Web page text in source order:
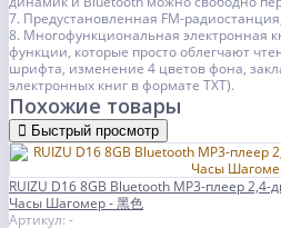
7. Предустановленная FM-
8. Многофункциональная электронная
функции, которые просто облегчают
шрифта, изменение 4 цветов фона,
электронных книг в формате TXT).
Похожие товары
Быстрый просмотр
RUIZU D16 8GB Bluetooth MP3-плеер
Часы Шагомер - 黑色
Артикул: -